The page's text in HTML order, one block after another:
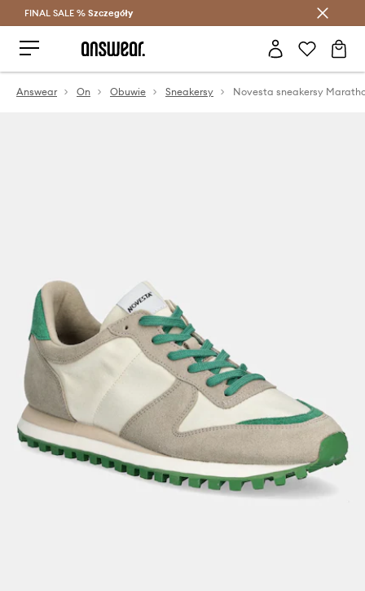
Oszczędzaj z Answear Club >
FINAL SALE % Szczegóły
Answear On Obuwie Sneakersy Novesta sneakersy